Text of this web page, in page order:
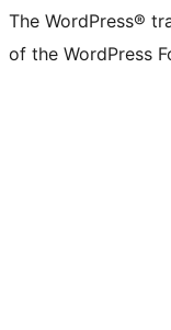
The WordPress®
of the WordPress